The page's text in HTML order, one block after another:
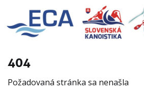
404
Požadovaná stránka sa nenašla
EURO 19
INFO
RESULTS